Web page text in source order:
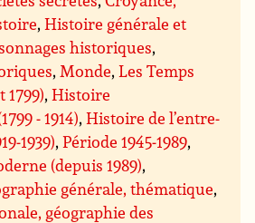
,Histoire générale et
historiques,
, Monde,Les Temps
,Histoire
- 1914),Histoire de l’entre-
1939),Période 1945-1989,
(depuis 1989),
générale, thématique,
géographie des